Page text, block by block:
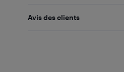
Avis des clients